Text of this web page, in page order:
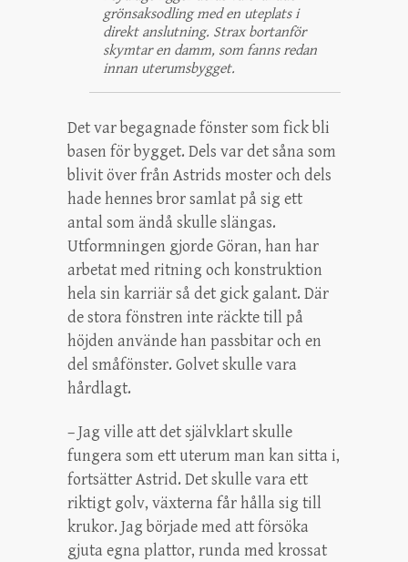
grönsaksodling med en uteplats i
direkt anslutning. Strax bortanför
skymtar en damm, som fanns redan
innan uterumsbygget.
Det var begagnade fönster som fick bli
basen för bygget. Dels var det såna som
blivit över från Astrids moster och dels
hade hennes bror samlat på sig ett
antal som ändå skulle slängas.
Utformningen gjorde Göran, han har
arbetat med ritning och konstruktion
hela sin karriär så det gick galant. Där
de stora fönstren inte räckte till på
höjden använde han passbitar och en
del småfönster. Golvet skulle vara
hårdlagt.
– Jag ville att det självklart skulle
fungera som ett uterum man kan sitta i,
fortsätter Astrid. Det skulle vara ett
riktigt golv, växterna får hålla sig till
krukor. Jag började med att försöka
gjuta egna plattor, runda med krossat